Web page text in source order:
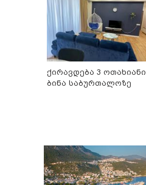
ქირავდება 3 ოთახიანი
ბინა საბურთალოზე